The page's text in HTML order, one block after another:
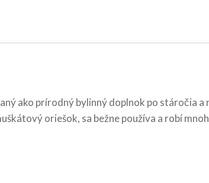
ako prírodný bylinný doplnok po stáročia a
oriešok, sa bežne používa a robí